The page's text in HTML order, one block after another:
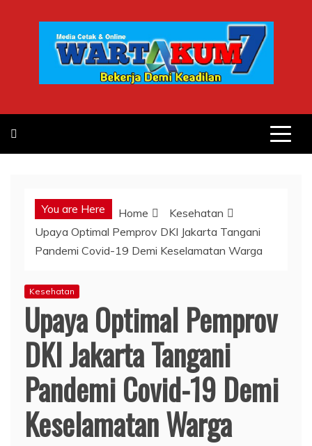
You are Here Home
Kesehatan
Upaya Optimal Pemprov DKI Jakarta Tangani
Pandemi Covid-19 Demi Keselamatan Warga
Kesehatan
Upaya Optimal Pemprov
DKI Jakarta Tangani
Pandemi Covid-19 Demi
Keselamatan Warga